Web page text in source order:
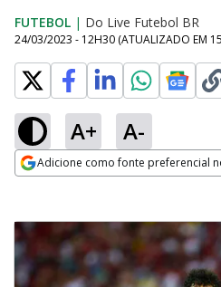
FUTEBOL | Do Live Futebol BR
24/03/2023 - 12H30 (ATUALIZADO EM
A+ A-
Adicione como fonte preferencial